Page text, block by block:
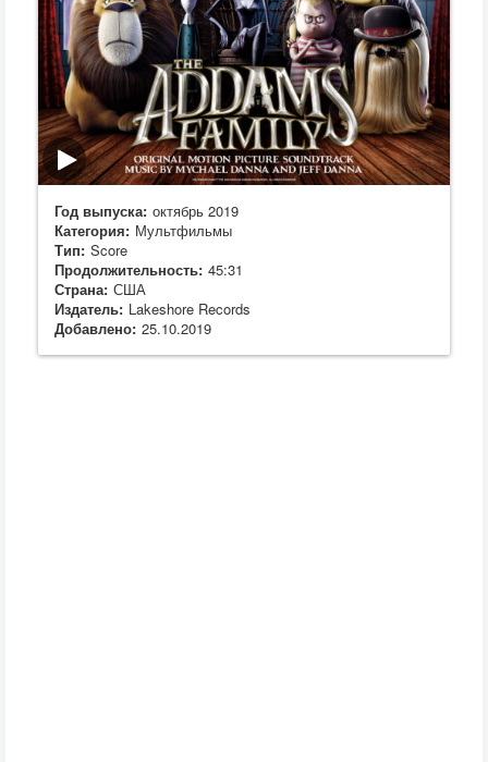
Год выпуска: октябрь 2019
Категория: Мультфильмы
Тип: Score
Продолжительность: 45:31
Страна: США
Издатель: Lakeshore Records
Добавлено: 25.10.2019